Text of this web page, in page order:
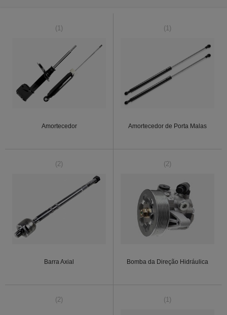
(1)
Amortecedor
(1)
Amortecedor de Porta Malas
(2)
Barra Axial
(2)
Bomba da Direção Hidráulica
(2) (1)